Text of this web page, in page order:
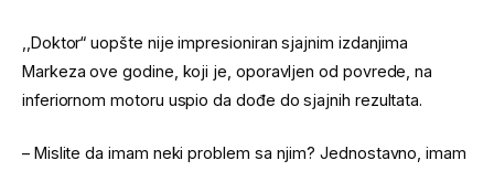
,,Doktor“ uopšte nije impresioniran sjajnim izdanjima
Markeza ove godine, koji je, oporavljen od povrede, na
inferiornom motoru uspio da dođe do sjajnih rezultata.
– Mislite da imam neki problem sa njim? Jednostavno, imam